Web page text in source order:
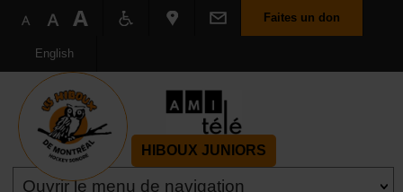
Faites un don
English
HIBOUX JUNIORS